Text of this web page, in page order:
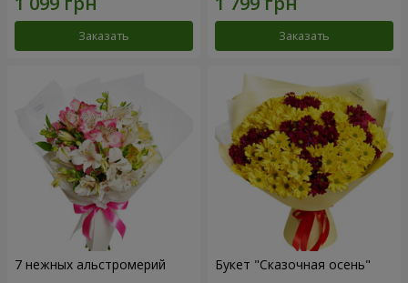
Заказать Заказать
7 нежных альстромерий Букет "Сказочная осень"